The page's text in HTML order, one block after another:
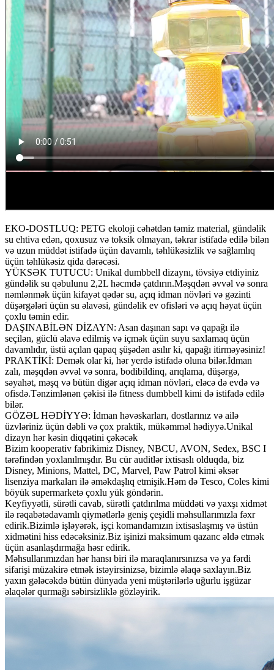
EKO-DOSTLUQ: PETG ekoloji cəhətdən təmiz material, gündəlik
su ehtiva edən, qoxusuz və toksik olmayan, təkrar istifadə edilə bilən
və uzun müddət istifadə üçün davamlı, təhlükəsizlik və sağlamlıq
üçün təhlükəsiz qida dərəcəsi.
YÜKSƏK TUTUCU: Unikal dumbbell dizaynı, tövsiyə etdiyiniz
gündəlik su qəbulunu 2,2L həcmdə çatdırın.Məşqdən əvvəl və sonra
nəmlənmək üçün kifayət qədər su, açıq idman növləri və gəzinti
düşərgələri üçün su əlavəsi, gündəlik ev ofisləri və açıq həyat üçün
çoxlu təmin edir.
DAŞINABİLƏN DİZAYN: Asan daşınan sapı və qapağı ilə
seçilən, güclü əlavə edilmiş və içmək üçün suyu saxlamaq üçün
davamlıdır, üstü açılan qapaq şüşədən asılır ki, qapağı itirməyəsiniz!
PRAKTİKİ: Demək olar ki, hər yerdə istifadə oluna bilər.İdman
zalı, məşqdən əvvəl və sonra, bodibildinq, arıqlama, düşərgə,
səyahət, məşq və bütün digər açıq idman növləri, eləcə də evdə və
ofisdə.Tənzimlənən çəkisi ilə fitness dumbbell kimi də istifadə edilə
bilər.
GÖZƏL HƏDİYYƏ: İdman həvəskarları, dostlarınız və ailə
üzvləriniz üçün dəbli və çox praktik, mükəmməl hədiyyə.Unikal
dizayn hər kəsin diqqətini çəkəcək
Bizim kooperativ fabrikimiz Disney, NBCU, AVON, Sedex, BSC I
tərəfindən yoxlanılmışdır. Bu cür auditlər ixtisaslı olduqda, biz
Disney, Minions, Mattel, DC, Marvel, Paw Patrol kimi əksər
lisenziya markaları ilə əməkdaşlıq etmişik.Həm də Tesco, Coles kimi
böyük supermarketə çoxlu yük göndərin.
Keyfiyyətli, sürətli cavab, sürətli çatdırılma müddəti və yaxşı xidmət
ilə rəqabətədavamlı qiymətlərlə geniş çeşidli məhsullarımızla fəxr
edirik.Bizimlə işləyərək, işçi komandamızın ixtisaslaşmış və üstün
xidmətini hiss edəcəksiniz.Biz işinizi maksimum qazanc əldə etmək
üçün asanlaşdırmağa həsr edirik.
Məhsullarımızdan hər hansı biri ilə maraqlanırsınızsa və ya fərdi
sifarişi müzakirə etmək istəyirsinizsə, bizimlə əlaqə saxlayın.Biz
yaxın gələcəkdə bütün dünyada yeni müştərilərlə uğurlu işgüzar
əlaqələr qurmağı səbirsizliklə gözləyirik.